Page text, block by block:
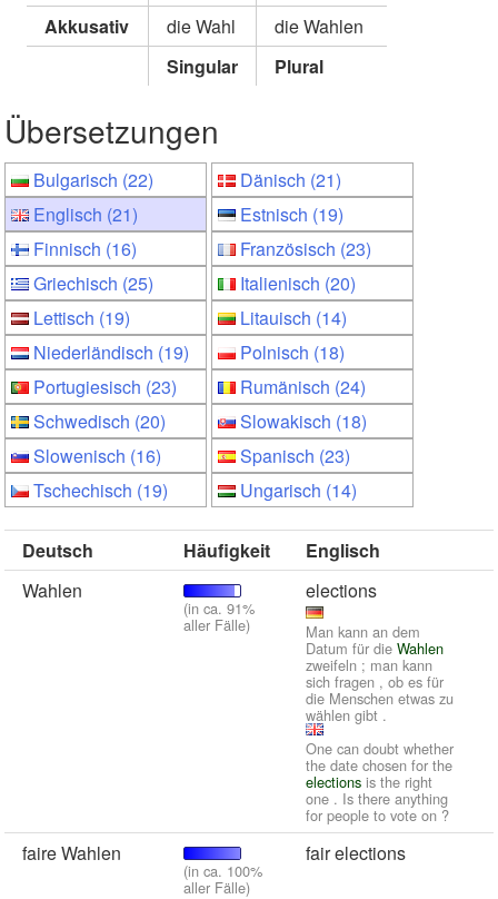
Akkusativ
die Wahl
die Wahlen
Singular
Plural
Übersetzungen
Bulgarisch (22)
Dänisch (21)
Englisch (21)
Estnisch (19)
Finnisch (16)
Französisch (23)
Griechisch (25)
Italienisch (20)
Lettisch (19)
Litauisch (14)
Niederländisch (19)
Polnisch (18)
Portugiesisch (23)
Rumänisch (24)
Schwedisch (20)
Slowakisch (18)
Slowenisch (16)
Spanisch (23)
Tschechisch (19)
Ungarisch (14)
Deutsch Häufigkeit
Englisch
Wahlen
(in ca. 91%
aller Fälle)
elections
Man kann an dem
Datum für die Wahlen
zweifeln ; man kann
sich fragen , ob es für
die Menschen etwas zu
wählen gibt .
One can doubt whether
the date chosen for the
elections is the right
one . Is there anything
for people to vote on ?
faire Wahlen
(in ca. 100%
aller Fälle)
fair elections